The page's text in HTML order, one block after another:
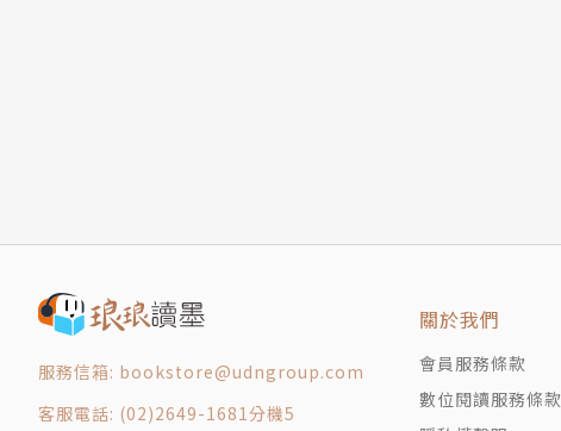
服務信箱: bookstore@udngroup.com
客服電話: (02)2649-1681分機5
關於我們
會員服務條款
數位閱讀服務條款